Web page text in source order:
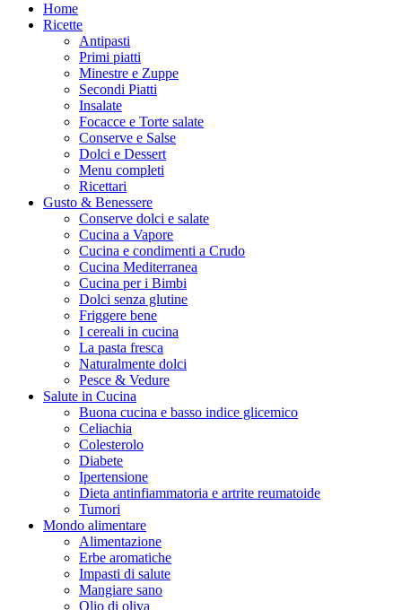
Home
Ricette
Antipasti
Primi piatti
Minestre e Zuppe
Secondi Piatti
Insalate
Focacce e Torte salate
Conserve e Salse
Dolci e Dessert
Menu completi
Ricettari
Gusto & Benessere
Conserve dolci e salate
Cucina a Vapore
Cucina e condimenti a Crudo
Cucina Mediterranea
Cucina per i Bimbi
Dolci senza glutine
Friggere bene
I cereali in cucina
La pasta fresca
Naturalmente dolci
Pesce & Vedure
Salute in Cucina
Buona cucina e basso indice glicemico
Celiachia
Colesterolo
Diabete
Ipertensione
Dieta antinfiammatoria e artrite reumatoide
Tumori
Mondo alimentare
Alimentazione
Erbe aromatiche
Impasti di salute
Mangiare sano
Olio di oliva